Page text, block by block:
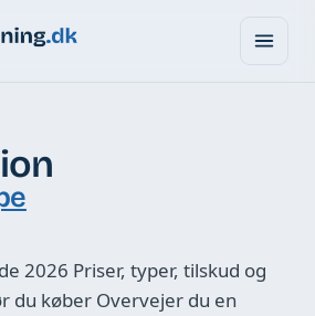
2026 Priser, typer, tilskud og
du køber Overvejer du en